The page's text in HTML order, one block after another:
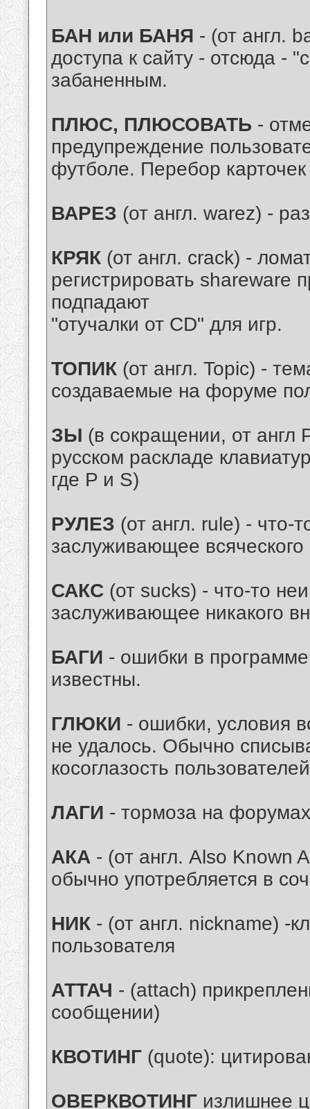
БАН или БАНЯ - (от англ.
доступа к сайту - отсюда -
забаненным.
ПЛЮС, ПЛЮСОВАТЬ -
предупреждение
футболе. Перебор
ВАРЕЗ (от англ. warez) -
КРЯК (от англ. crack) -
регистрировать shareware
подпадают
"отучалки от CD" для игр.
ТОПИК (от англ. Topic) -
создаваемые на форуме
ЗЫ (в сокращении, от англ
русском раскладе
где P и S)
РУЛЕЗ (от англ. rule) - что-
заслуживающее всяческого
САКС (от sucks) - что-то
заслуживающее никакого
БАГИ - ошибки в
известны.
ГЛЮКИ - ошибки, условия
не удалось. Обычно
косоглазость пользователей
ЛАГИ - тормоза на
АКА - (от англ. Also Known
обычно употребляется в
НИК - (от англ. nickname) -
пользователя
АТТАЧ - (attach)
сообщении)
КВОТИНГ (quote):
ОВЕРКВОТИНГ излишнее